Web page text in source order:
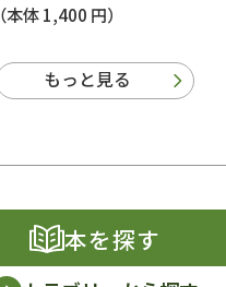
（本体 1,400 円）
もっと見る
本を探す